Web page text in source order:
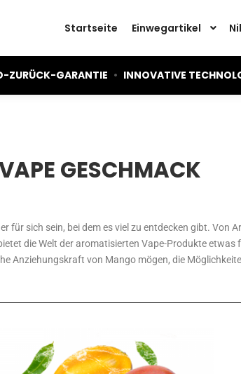
ZURÜCK-GARANTIE • INNOVATIVE
Startseite Einwegartikel
GESCHMACK
für sich sein, bei dem es viel zu entdecken gibt. Von
die Welt der aromatisierten Vape-Produkte etwas
Anziehungskraft von Mango mögen, die